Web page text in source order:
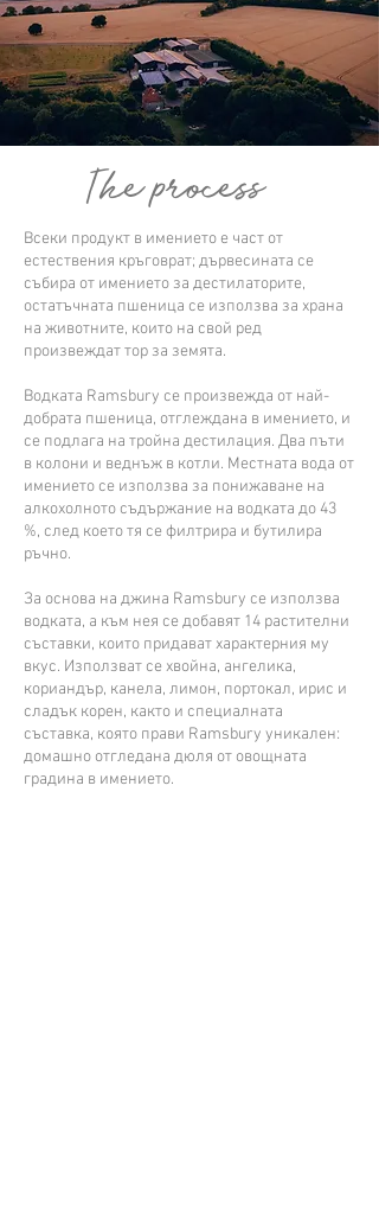
The process
Всеки продукт в имението е част от
естествения кръговрат; дървесината се
събира от имението за дестилаторите,
остатъчната пшеница се използва за храна
на животните, които на свой ред
произвеждат тор за земята.
Водката Ramsbury се произвежда от най-
добрата пшеница, отглеждана в имението, и
се подлага на тройна дестилация. Два пъти
в колони и веднъж в котли. Местната вода от
имението се използва за понижаване на
алкохолното съдържание на водката до 43
%, след което тя се филтрира и бутилира
ръчно.
За основа на джина Ramsbury се използва
водката, а към нея се добавят 14 растителни
съставки, които придават характерния му
вкус. Използват се хвойна, ангелика,
кориандър, канела, лимон, портокал, ирис и
сладък корен, както и специалната
съставка, която прави Ramsbury уникален:
домашно отгледана дюля от овощната
градина в имението.